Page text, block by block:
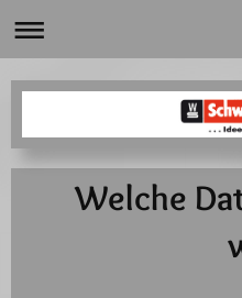
Welche